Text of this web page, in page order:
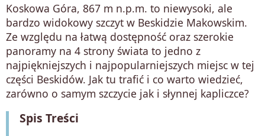
Koskowa Góra, 867 m n.p.m. to niewysoki, ale
bardzo widokowy szczyt w Beskidzie Makowskim.
Ze względu na łatwą dostępność oraz szerokie
panoramy na 4 strony świata to jedno z
najpiękniejszych i najpopularniejszych miejsc w tej
części Beskidów. Jak tu trafić i co warto wiedzieć,
zarówno o samym szczycie jak i słynnej kapliczce?
Spis Treści